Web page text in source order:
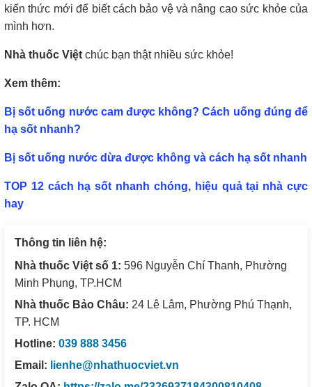
kiến thức mới để biết cách bảo vệ và nâng cao sức khỏe của
mình hơn.
Nhà thuốc Việt chúc bạn thật nhiều sức khỏe!
Xem thêm:
Bị sốt uống nước cam được không? Cách uống đúng để
hạ sốt nhanh?
Bị sốt uống nước dừa được không và cách hạ sốt nhanh
TOP 12 cách hạ sốt nhanh chóng, hiệu quả tại nhà cực
hay
Thông tin liên hệ:
Nhà thuốc Việt số 1: 596 Nguyễn Chí Thanh, Phường
Minh Phụng, TP.HCM
Nhà thuốc Bảo Châu: 24 Lê Lâm, Phường Phú Thạnh,
TP. HCM
Hotline: 039 888 3456
Email: lienhe@nhathuocviet.vn